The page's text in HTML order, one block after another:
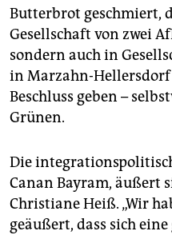
Butterbrot geschmiert,
Gesellschaft von zwei
sondern auch in
in Marzahn-Hellersdorf
Beschluss geben –
Grünen.
Die
Canan Bayram, äußert
Christiane Heiß. „Wir
geäußert, dass sich